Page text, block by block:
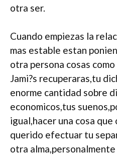
otra ser.
Cuando empiezas la
mas estable estan
otra persona cosas
Jami?s recuperaras,tu
enorme cantidad sobre
economicos,tus
igual,hacer una cosa
querido efectuar tu
otra